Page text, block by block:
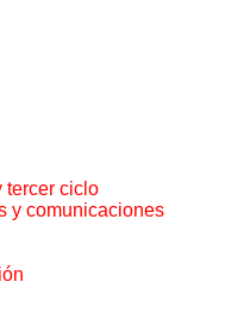
tercer ciclo
y comunicaciones